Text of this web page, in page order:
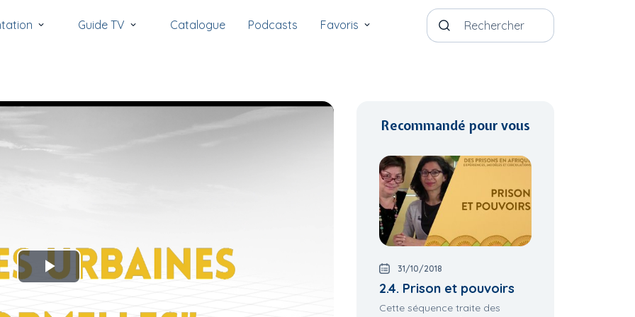
Guide TV Catalogue Podcasts Favoris
Recommandé pour vous
31/10/2018
2.4. Prison et pouvoirs
Cette séquence traite des